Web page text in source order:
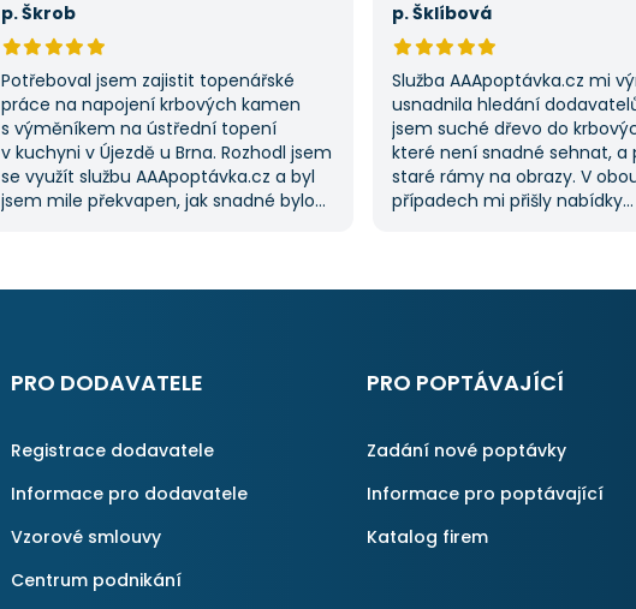
p. Škrob
Potřeboval jsem zajistit topenářské
práce na napojení krbových kamen
s výměníkem na ústřední topení
v kuchyni v Újezdě u Brna. Rozhodl jsem
se využít službu AAApoptávka.cz a byl
jsem mile překvapen, jak snadné bylo
moje očekávání a určitě se
p. Šklíbová
Služba AAApoptávka.cz mi
usnadnila hledání
jsem suché dřevo do
které není snadné sehnat, a
staré rámy na obrazy. V
případech mi přišly nabídky
na ni ráda obrátím, když
PRO DODAVATELE
Registrace dodavatele
Informace pro dodavatele
Vzorové smlouvy
Centrum podnikání
PRO POPTÁVAJÍCÍ
Zadání nové poptávky
Informace pro poptávající
Katalog firem